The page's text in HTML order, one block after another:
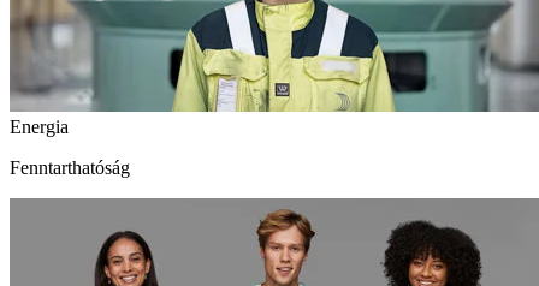
Energia
Fenntarthatóság